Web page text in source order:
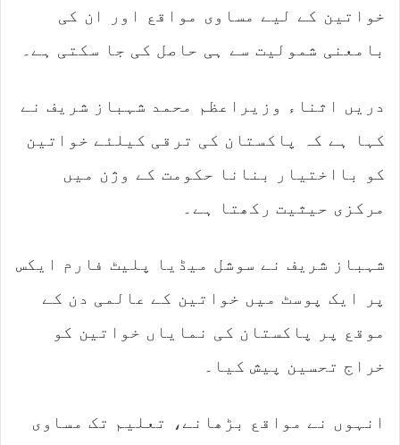
خواتین کے لیے مساوی مواقع اور ان کی
بامعنی شمولیت سے ہی حاصل کی جا سکتی ہے۔
دریں اثناء وزیراعظم محمد شہباز شریف نے
کہا ہے کہ پاکستان کی ترقی کیلئے خواتین
کو بااختیار بنانا حکومت کے وژن میں
مرکزی حیثیت رکھتا ہے۔
شہباز شریف نے سوشل میڈیا پلیٹ فارم ایکس
پر ایک پوسٹ میں خواتین کے عالمی دن کے
موقع پر پاکستان کی نمایاں خواتین کو
خراج تحسین پیش کیا۔
انہوں نے مواقع بڑھانے، تعلیم تک مساوی